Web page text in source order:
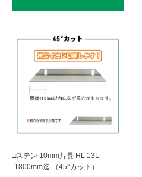
□ステン 10mm片長 HL 13L
-1800mm迄 （45°カット）